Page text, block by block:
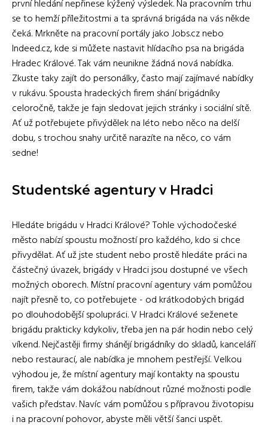
první hledání nepřinese kýžený výsledek. Na pracovním trhu
se to hemží příležitostmi a ta správná brigáda na vás někde
čeká. Mrkněte na pracovní portály jako Jobs.cz nebo
Indeed.cz, kde si můžete nastavit hlídacího psa na brigáda
Hradec Králové. Tak vám neunikne žádná nová nabídka.
Zkuste taky zajít do personálky, často mají zajímavé nabídky
v rukávu. Spousta hradeckých firem shání brigádníky
celoročně, takže je fajn sledovat jejich stránky i sociální sítě.
Ať už potřebujete přivýdělek na léto nebo něco na delší
dobu, s trochou snahy určitě narazíte na něco, co vám
sedne!
Studentské agentury v Hradci
Hledáte brigádu v Hradci Králové? Tohle východočeské
město nabízí spoustu možností pro každého, kdo si chce
přivydělat. Ať už jste student nebo prostě hledáte práci na
částečný úvazek, brigády v Hradci jsou dostupné ve všech
možných oborech. Místní pracovní agentury vám pomůžou
najít přesně to, co potřebujete - od krátkodobých brigád
po dlouhodobější spolupráci. V Hradci Králové seženete
brigádu prakticky kdykoliv, třeba jen na pár hodin nebo celý
víkend. Nejčastěji firmy shánějí brigádníky do skladů, kanceláří
nebo restaurací, ale nabídka je mnohem pestřejší. Velkou
výhodou je, že místní agentury mají kontakty na spoustu
firem, takže vám dokážou nabídnout různé možnosti podle
vašich představ. Navíc vám pomůžou s přípravou životopisu
i na pracovní pohovor, abyste měli větší šanci uspět.